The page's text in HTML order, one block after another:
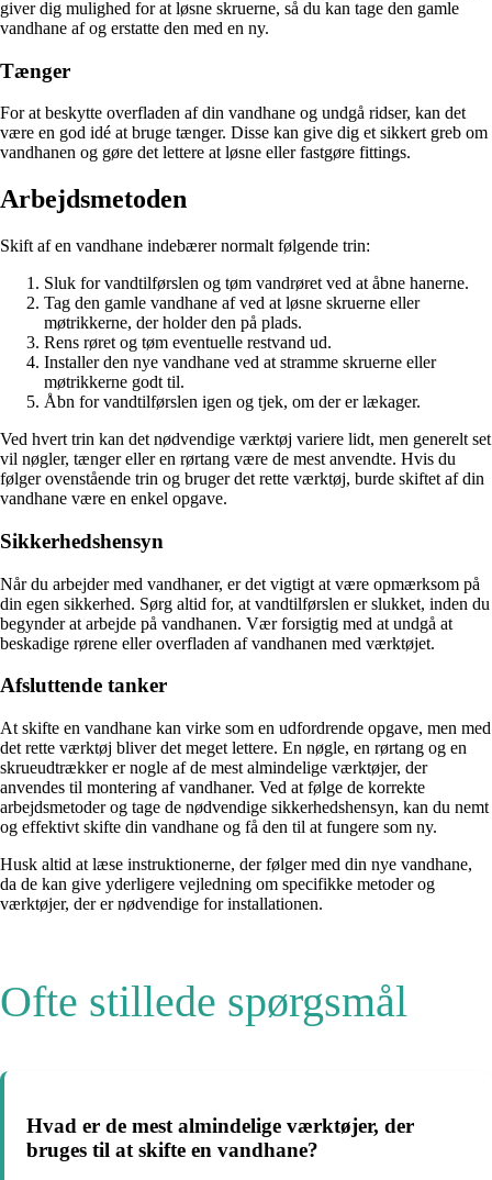
giver dig mulighed for at løsne skruerne, så du kan tage den gamle
vandhane af og erstatte den med en ny.
Tænger
For at beskytte overfladen af din vandhane og undgå ridser, kan det
være en god idé at bruge tænger. Disse kan give dig et sikkert greb om
vandhanen og gøre det lettere at løsne eller fastgøre fittings.
Arbejdsmetoden
Skift af en vandhane indebærer normalt følgende trin:
Sluk for vandtilførslen og tøm vandrøret ved at åbne hanerne.
Tag den gamle vandhane af ved at løsne skruerne eller
møtrikkerne, der holder den på plads.
Rens røret og tøm eventuelle restvand ud.
Installer den nye vandhane ved at stramme skruerne eller
møtrikkerne godt til.
Åbn for vandtilførslen igen og tjek, om der er lækager.
Ved hvert trin kan det nødvendige værktøj variere lidt, men generelt set
vil nøgler, tænger eller en rørtang være de mest anvendte. Hvis du
følger ovenstående trin og bruger det rette værktøj, burde skiftet af din
vandhane være en enkel opgave.
Sikkerhedshensyn
Når du arbejder med vandhaner, er det vigtigt at være opmærksom på
din egen sikkerhed. Sørg altid for, at vandtilførslen er slukket, inden du
begynder at arbejde på vandhanen. Vær forsigtig med at undgå at
beskadige rørene eller overfladen af vandhanen med værktøjet.
Afsluttende tanker
At skifte en vandhane kan virke som en udfordrende opgave, men med
det rette værktøj bliver det meget lettere. En nøgle, en rørtang og en
skrueudtrækker er nogle af de mest almindelige værktøjer, der
anvendes til montering af vandhaner. Ved at følge de korrekte
arbejdsmetoder og tage de nødvendige sikkerhedshensyn, kan du nemt
og effektivt skifte din vandhane og få den til at fungere som ny.
Husk altid at læse instruktionerne, der følger med din nye vandhane,
da de kan give yderligere vejledning om specifikke metoder og
værktøjer, der er nødvendige for installationen.
Ofte stillede spørgsmål
Hvad er de mest almindelige værktøjer, der
bruges til at skifte en vandhane?